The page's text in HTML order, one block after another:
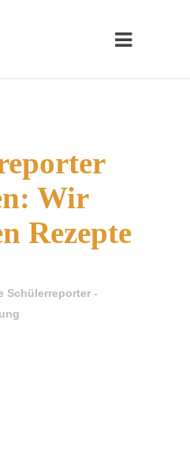
Wir
Rezepte
Schülerreporter -